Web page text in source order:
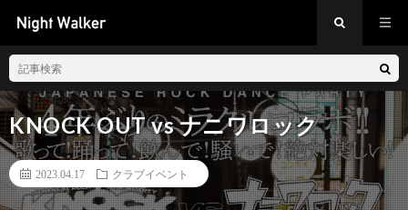
KNOCK OUT vs ナニワロック
2023.04.17 クラブイベント